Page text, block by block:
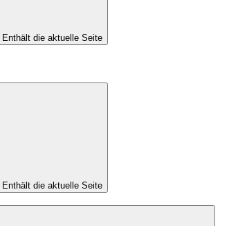
Enthält die aktuelle Seite
Enthält die aktuelle Seite